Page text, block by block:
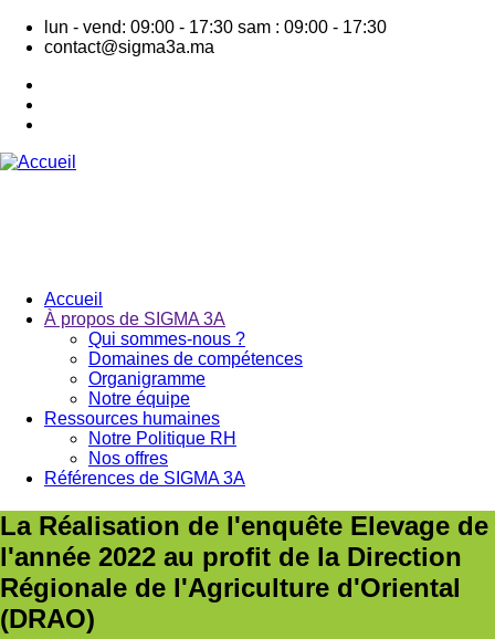
Aller
principal
lun - vend: 09:00 - 17:30 sam : 09:00 - 17:30
contact@sigma3a.ma
Navigation
principale
Accueil
À propos de SIGMA 3A
Qui sommes-nous ?
Domaines de compétences
Organigramme
Notre équipe
Ressources humaines
Notre Politique RH
Nos offres
Références de SIGMA 3A
La Réalisation de l'enquête Elevage de
l'année 2022 au profit de la Direction
Régionale de l'Agriculture d'Oriental
(DRAO)